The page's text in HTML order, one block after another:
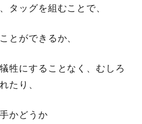
タッグを組むことで、
とができるか、
牲にすることなく、むしろ
たり、
かどうか